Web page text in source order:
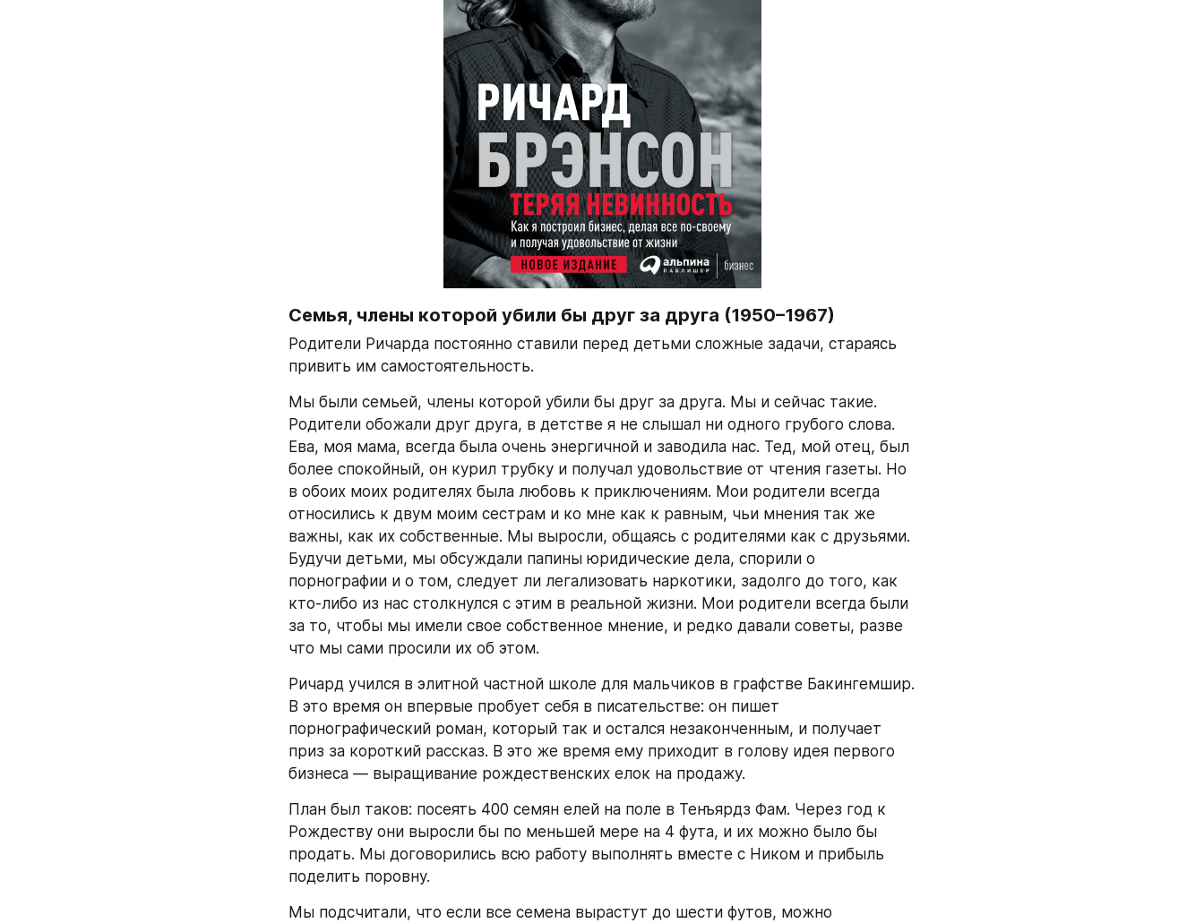
Семья, члены которой убили бы друг за друга (1950–1967)
Родители Ричарда постоянно ставили перед детьми сложные задачи, стараясь
привить им самостоятельность.
Мы были семьей, члены которой убили бы друг за друга. Мы и сейчас такие.
Родители обожали друг друга, в детстве я не слышал ни одного грубого слова.
Ева, моя мама, всегда была очень энергичной и заводила нас. Тед, мой отец, был
более спокойный, он курил трубку и получал удовольствие от чтения газеты. Но
в обоих моих родителях была любовь к приключениям. Мои родители всегда
относились к двум моим сестрам и ко мне как к равным, чьи мнения так же
важны, как их собственные. Мы выросли, общаясь с родителями как с друзьями.
Будучи детьми, мы обсуждали папины юридические дела, спорили о
порнографии и о том, следует ли легализовать наркотики, задолго до того, как
кто-либо из нас столкнулся с этим в реальной жизни. Мои родители всегда были
за то, чтобы мы имели свое собственное мнение, и редко давали советы, разве
что мы сами просили их об этом.
Ричард учился в элитной частной школе для мальчиков в графстве Бакингемшир.
В это время он впервые пробует себя в писательстве: он пишет
порнографический роман, который так и остался незаконченным, и получает
приз за короткий рассказ. В это же время ему приходит в голову идея первого
бизнеса — выращивание рождественских елок на продажу.
План был таков: посеять 400 семян елей на поле в Тенъярдз Фам. Через год к
Рождеству они выросли бы по меньшей мере на 4 фута, и их можно было бы
продать. Мы договорились всю работу выполнять вместе с Ником и прибыль
поделить поровну.
Мы подсчитали, что если все семена вырастут до шести футов, можно